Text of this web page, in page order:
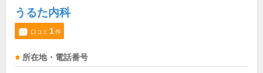
うるた内科
口コミ 1件
所在地・電話番号